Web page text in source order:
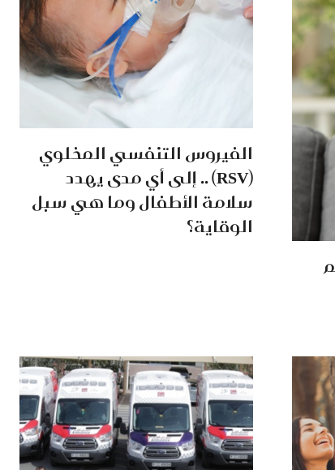
الفيروس التنفسي المخلوي
(RSV) .. إلى أي مدى يهدد
سلامة الأطفال وما هي سبل
الوقاية؟